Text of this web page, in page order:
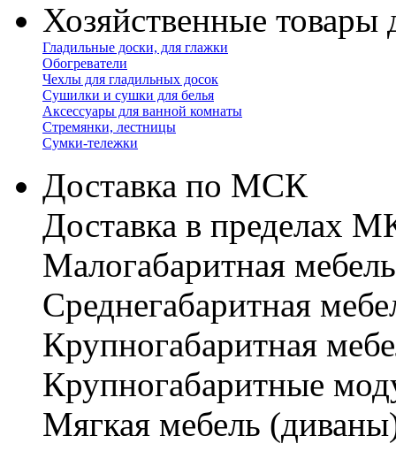
Хозяйственные товары
Гладильные доски, для глажки
Обогреватели
Чехлы для гладильных досок
Сушилки и сушки для белья
Аксессуары для ванной комнаты
Стремянки, лестницы
Сумки-тележки
Доставка по МСК
Доставка в пределах
Малогабаритная
Cреднегабаритная
Крупногабаритная
Крупногабаритные
Мягкая мебель